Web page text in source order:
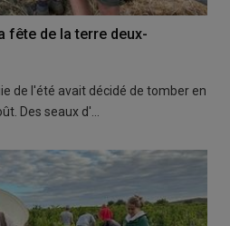
fête de la terre deux-
de l'été avait décidé de tomber en
Des seaux d'…